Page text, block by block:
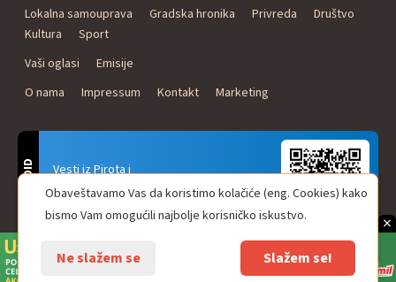
×
Lokalna samouprava Gradska hronika Privreda
Društvo
Kultura
Sport
Vaši oglasi
Emisije
O nama
Impressum Kontakt Marketing
Vesti iz Pirota i
Naxi Plus Radio
Uvek u Vašem džepu!
ANDROID
© Pirot plus online - internet portal. Sva prava zadržana.
Obaveštavamo Vas da koristimo kolačiće (eng. Cookies) kako
bismo Vam omogućili najbolje korisničko iskustvo.
Ne slažem se Slažem se!